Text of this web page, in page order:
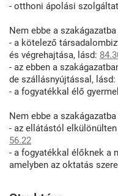
- otthoni ápolási
Nem ebbe a
- a kötelező
és végrehajtása, lásd:
- az ebben a
de szállásnyújtással, lásd:
- a fogyatékkal élő
Nem ebbe a
- az ellátástól
56.22
- a fogyatékkal élőknek a
amelyben az oktatás